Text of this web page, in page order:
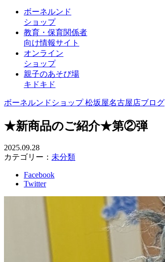
ボーネルンド
ショップ
教育・保育関係者
向け情報サイト
オンライン
ショップ
親子のあそび場
キドキド
ボーネルンドショップ 松坂屋名古屋店ブログ
★新商品のご紹介★第②弾
2025.09.28
カテゴリー： 未分類
Facebook
Twitter